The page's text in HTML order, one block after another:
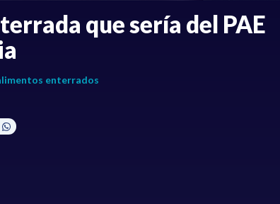
que sería del PAE
enterrados